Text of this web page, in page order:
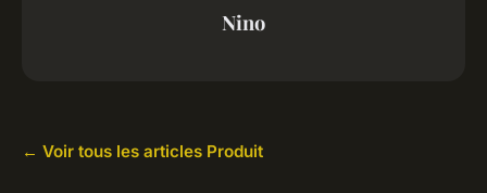
Nino
← Voir tous les articles Produit